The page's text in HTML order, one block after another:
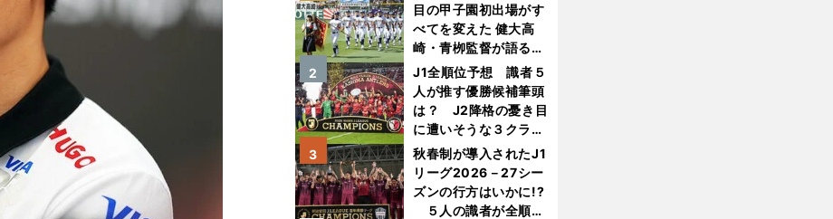
目の甲子園初出場がす
べてを変えた 健大高
崎・青栁監督が語る
「機動破壊」はこうし
て生まれた
J1全順位予想 識者５
人が推す優勝候補筆頭
は？ J2降格の憂き目
に遭いそうな３クラブ
とは？
2
秋春制が導入されたJ1
リーグ2026－27シー
ズンの行方はいかに!?
５人の識者が全順位
3